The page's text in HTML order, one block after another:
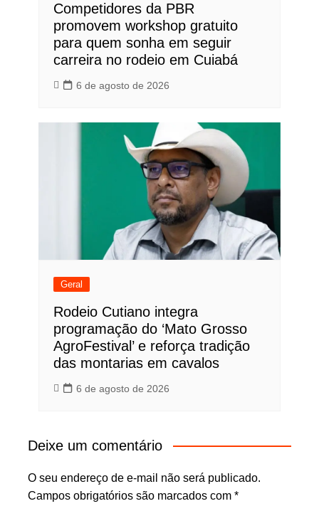
Competidores da PBR
promovem workshop gratuito
para quem sonha em seguir
carreira no rodeio em Cuiabá
6 de agosto de 2026
Geral
Rodeio Cutiano integra
programação do ‘Mato Grosso
AgroFestival’ e reforça tradição
das montarias em cavalos
6 de agosto de 2026
Deixe um comentário
O seu endereço de e-mail não será publicado.
Campos obrigatórios são marcados com *